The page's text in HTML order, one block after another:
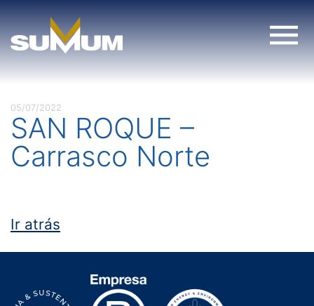
content
05/07/2022
SAN ROQUE –
Carrasco Norte
Ir atrás